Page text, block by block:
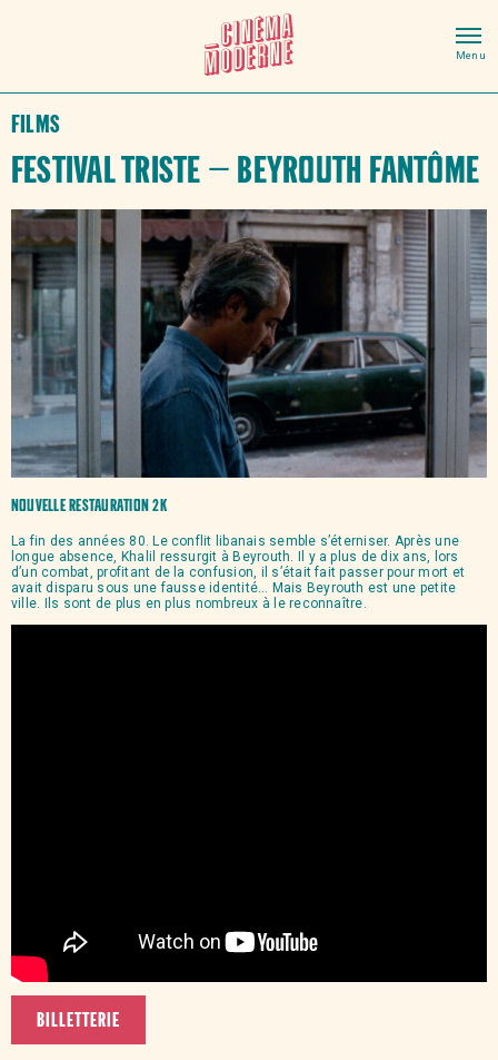
Films
Festival Triste – Beyrouth Fantôme
Nouvelle restauration 2K
La fin des années 80. Le conflit libanais semble s’éterniser. Après une
longue absence, Khalil ressurgit à Beyrouth. Il y a plus de dix ans, lors
d’un combat, profitant de la confusion, il s’était fait passer pour mort et
avait disparu sous une fausse identité… Mais Beyrouth est une petite
ville. Ils sont de plus en plus nombreux à le reconnaître.
BILLETTERIE